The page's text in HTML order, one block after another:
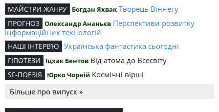
МАЙСТРИ ЖАНРУ Богдан Яхвак Творець Віннету
ПРОГНОЗ Олександр Ананьєв Перспективи розвитку
інформаційних технологій
НАШІ ІНТЕРВ’Ю Українська фантастика сьогодні
ГІПОТЕЗИ Іцхак Бентов Від атома до Всесвіту
SF-ПОЕЗІЯ Юрко Чорній Космічні вірші
Більше про випуск »